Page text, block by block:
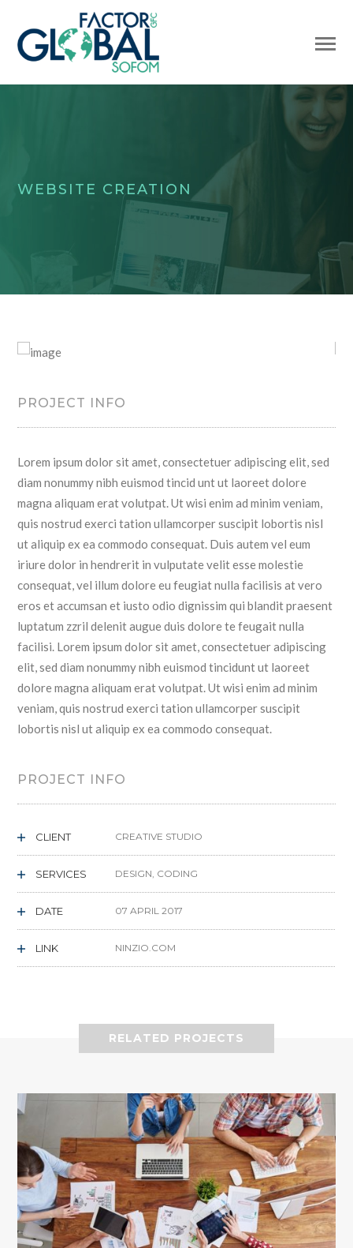
WEBSITE CREATION
PROJECT INFO
Lorem ipsum dolor sit amet, consectetuer adipiscing elit, sed
diam nonummy nibh euismod tincid unt ut laoreet dolore
magna aliquam erat volutpat. Ut wisi enim ad minim veniam,
quis nostrud exerci tation ullamcorper suscipit lobortis nisl
ut aliquip ex ea commodo consequat. Duis autem vel eum
iriure dolor in hendrerit in vulputate velit esse molestie
consequat, vel illum dolore eu feugiat nulla facilisis at vero
eros et accumsan et iusto odio dignissim qui blandit praesent
luptatum zzril delenit augue duis dolore te feugait nulla
facilisi. Lorem ipsum dolor sit amet, consectetuer adipiscing
elit, sed diam nonummy nibh euismod tincidunt ut laoreet
dolore magna aliquam erat volutpat. Ut wisi enim ad minim
veniam, quis nostrud exerci tation ullamcorper suscipit
lobortis nisl ut aliquip ex ea commodo consequat.
PROJECT INFO
CLIENT CREATIVE STUDIO
SERVICES DESIGN, CODING
DATE 07 APRIL 2017
LINK NINZIO.COM
RELATED PROJECTS